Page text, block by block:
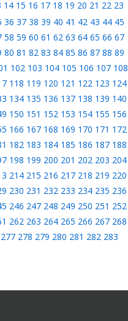
14 15 16 17 18 19 20 21 22 23
36 37 38 39 40 41 42 43 44 45
58 59 60 61 62 63 64 65 66 67
80 81 82 83 84 85 86 87 88 89
102 103 104 105 106 107 108
118 119 120 121 122 123 124
134 135 136 137 138 139 140
150 151 152 153 154 155 156
166 167 168 169 170 171 172
182 183 184 185 186 187 188
198 199 200 201 202 203 204
214 215 216 217 218 219 220
230 231 232 233 234 235 236
246 247 248 249 250 251 252
262 263 264 265 266 267 268
277 278 279 280 281 282 283